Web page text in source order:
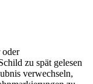
oder
zu spät gelesen
verwechseln,